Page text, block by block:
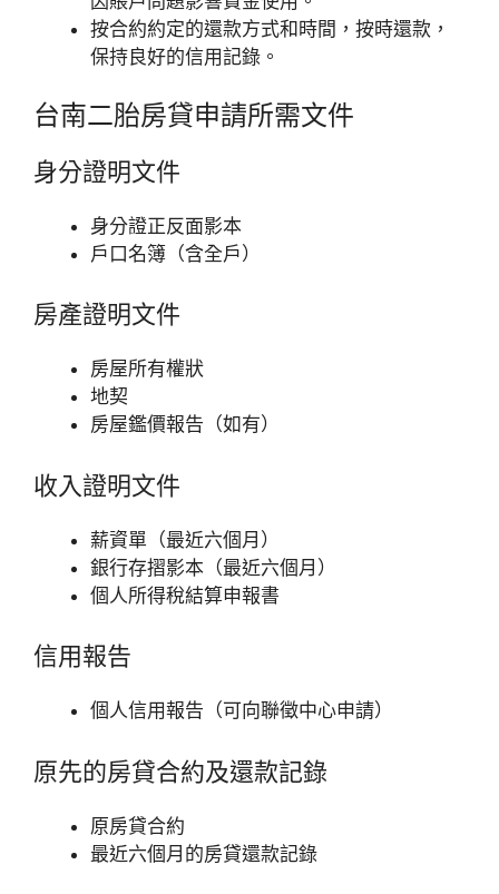
按合約約定的還款方式和時間，按時還款，
保持良好的信用記錄。
台南二胎房貸申請所需文件
身分證明文件
身分證正反面影本
戶口名簿（含全戶）
房產證明文件
房屋所有權狀
地契
房屋鑑價報告（如有）
收入證明文件
薪資單（最近六個月）
銀行存摺影本（最近六個月）
個人所得稅結算申報書
信用報告
個人信用報告（可向聯徵中心申請）
原先的房貸合約及還款記錄
原房貸合約
最近六個月的房貸還款記錄